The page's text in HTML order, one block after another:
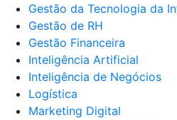
Gestão da Tecnologia da
Gestão de RH
Gestão Financeira
Inteligência Artificial
Inteligência de Negócios
Logística
Marketing Digital